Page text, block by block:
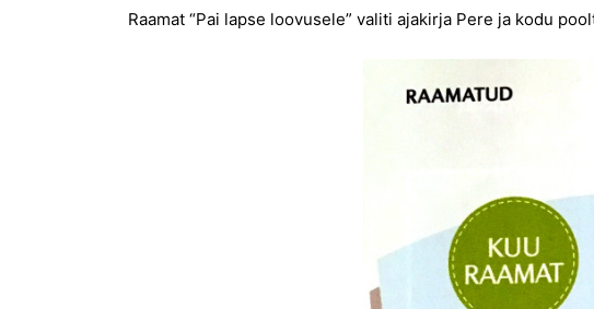
Raamat “Pai lapse loovusele” valiti ajakirja Pere ja kodu